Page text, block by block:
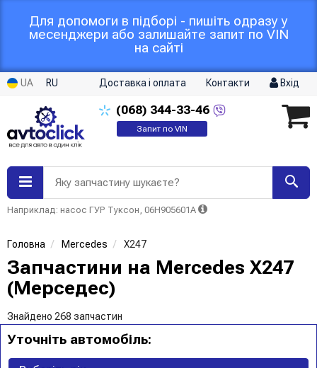
Для допомоги в підборі - пишіть одразу у
месенджери або залишайте запит по VIN
на сайті
UA RU Доставка і оплата Контакти Вхід
(068) 344-33-46
Запит по VIN
Яку запчастину шукаєте?
Наприклад: насос ГУР Туксон, 06H905601A
Головна Mercedes X247
Запчастини на Mercedes X247
(Мерседес)
Знайдено 268 запчастин
Уточніть автомобіль: